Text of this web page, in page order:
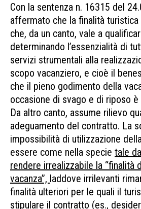
Con la sentenza n. 16315 del
affermato che la finalità turistica
che, da un canto, vale a
determinando l’essenzialità di
servizi strumentali alla
scopo vacanziero, e cioè il
che il pieno godimento della
occasione di svago e di riposo
Da altro canto, assume rilievo
adeguamento del contratto. La
impossibilità di utilizzazione
essere come nella specie tale
rendere irrealizzabile la “finalità
vacanza”, laddove irrilevanti
finalità ulteriori per le quali il
stipulare il contratto (es.,